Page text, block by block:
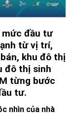
mức đầu tư
từ vị trí,
khu đô thị
đô thị sinh
từng bước
tư.
nhìn của nhà